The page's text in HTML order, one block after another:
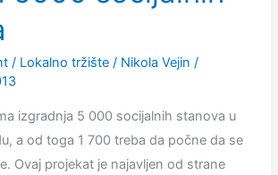
/ Lokalno tržište / Nikola Vejin/
izgradnja 5 000 socijalnih stanova u
a od toga 1 700 treba da počne da se
Ovaj projekat je najavljen od strane